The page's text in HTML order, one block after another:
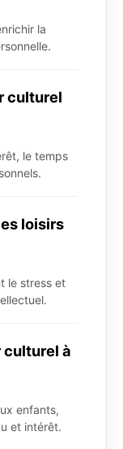
la
culturel
le temps
loisirs
le stress et
culturel à
enfants,
et intérêt.